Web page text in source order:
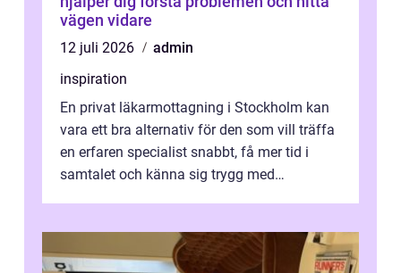
vägen vidare
12 juli 2026
admin
inspiration
En privat läkarmottagning i Stockholm kan
vara ett bra alternativ för den som vill träffa
en erfaren specialist snabbt, få mer tid i
samtalet och känna sig trygg med